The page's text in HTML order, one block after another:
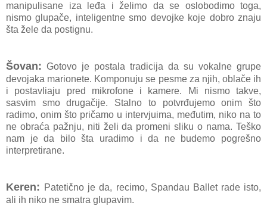
manipulisane iza leđa i želimo da se oslobodimo toga,
nismo glupače, inteligentne smo devojke koje dobro znaju
šta žele da postignu.
Šovan: Gotovo je postala tradicija da su vokalne grupe
devojaka marionete. Komponuju se pesme za njih, oblače ih
i postavliaju pred mikrofone i kamere. Mi nismo takve,
sasvim smo drugačije. Stalno to potvrđujemo onim što
radimo, onim što pričamo u intervjuima, međutim, niko na to
ne obraća pažnju, niti želi da promeni sliku o nama. Teško
nam je da bilo šta uradimo i da ne budemo pogrešno
interpretirane.
Keren: Patetično je da, recimo, Spandau Ballet rade isto,
ali ih niko ne smatra glupavim.